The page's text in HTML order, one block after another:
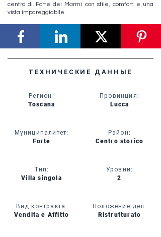
centro di Forte dei Marmi con stile, comfort e una
vista impareggiabile.
ТЕХНИЧЕСКИЕ ДАННЫЕ
Регион :
Toscana
Муниципалитет:
Forte
Тип:
Villa singola
Вид контракта:
Vendita e Affitto
Провинция:
Lucca
Район:
Centro storico
Уровни:
2
Положение дел:
Ristrutturato